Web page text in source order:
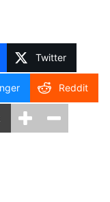
Twitter
Reddit